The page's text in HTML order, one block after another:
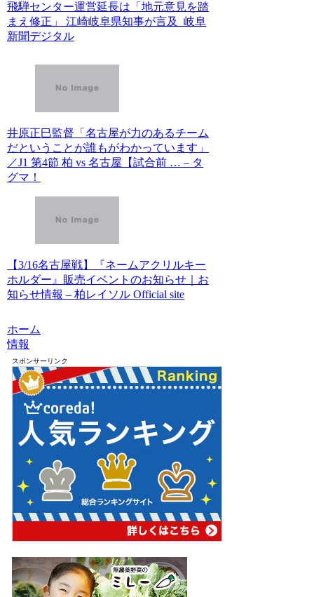
飛騨センター運営延長は「地元意見を踏
まえ修正」 江崎岐阜県知事が言及 岐阜
新聞デジタル
井原正巳監督「名古屋が力のあるチーム
だということが誰もがわかっています」
／J1 第4節 柏 vs 名古屋【試合前 … – タ
グマ！
【3/16名古屋戦】『ネームアクリルキー
ホルダー』販売イベントのお知らせ｜お
知らせ情報 – 柏レイソル Official site
ホーム
情報
スポンサーリンク